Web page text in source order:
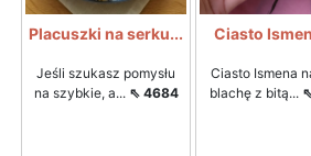
Placuszki na serku...
Jeśli szukasz pomysłu
na szybkie, a... ⇖ 4684
Ciasto
Ciasto Ismena
blachę z bitą...